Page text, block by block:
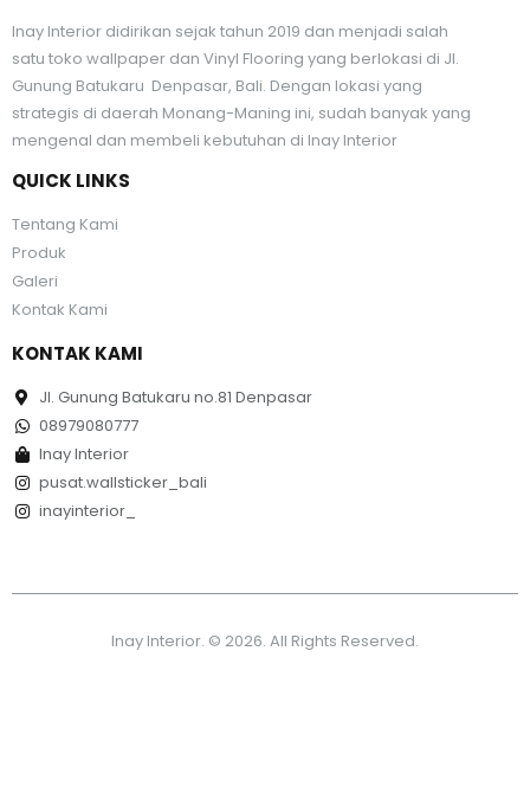
Inay Interior didirikan sejak tahun 2019 dan menjadi salah
satu toko wallpaper dan Vinyl Flooring yang berlokasi di Jl.
Gunung Batukaru Denpasar, Bali. Dengan lokasi yang
strategis di daerah Monang-Maning ini, sudah banyak yang
mengenal dan membeli kebutuhan di Inay Interior
QUICK LINKS
Tentang Kami
Produk
Galeri
Kontak Kami
KONTAK KAMI
Jl. Gunung Batukaru no.81 Denpasar
08979080777
Inay Interior
pusat.wallsticker_bali
inayinterior_
Inay Interior. © 2026. All Rights Reserved.